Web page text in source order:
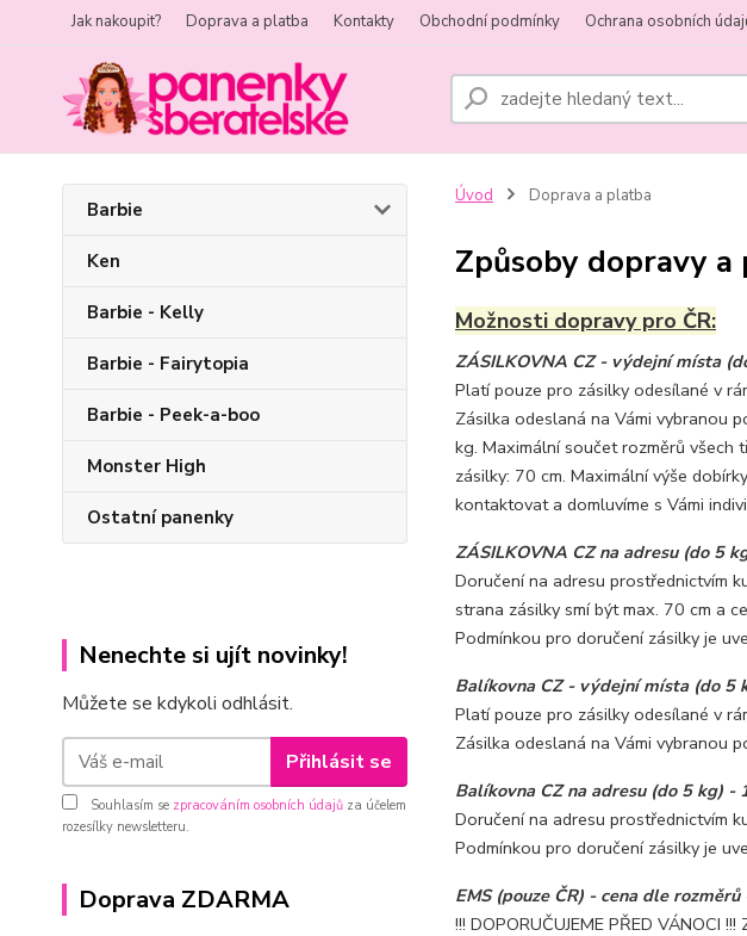
Jak nakoupit? Doprava a platba Kontakty Obchodní podmínky Ochrana osobních
Barbie
Ken
Barbie - Kelly
Barbie - Fairytopia
Barbie - Peek-a-boo
Monster High
Ostatní panenky
Nenechte si ujít novinky!
Můžete se kdykoli odhlásit.
Přihlásit se
Souhlasím se zpracováním osobních údajů za účelem
rozesílky newsletteru.
Doprava ZDARMA
Úvod Doprava a platba
Způsoby dopravy
Možnosti dopravy pro ČR:
ZÁSILKOVNA CZ - výdejní místa
Platí pouze pro zásilky odesílané v
Zásilka odeslaná na Vámi vybranou
kg. Maximální součet rozměrů všech
zásilky: 70 cm. Maximální výše
kontaktovat a domluvíme s Vámi
ZÁSILKOVNA CZ na adresu (do 5
Doručení na adresu prostřednictvím
strana zásilky smí být max. 70 cm a
Podmínkou pro doručení zásilky je
Balíkovna CZ - výdejní místa (do 5
Platí pouze pro zásilky odesílané v
Zásilka odeslaná na Vámi vybranou
Balíkovna CZ na adresu (do 5 kg) -
Doručení na adresu prostřednictvím
Podmínkou pro doručení zásilky je
EMS (pouze ČR) - cena dle
!!! DOPORUČUJEME PŘED